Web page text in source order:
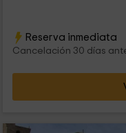
Reserva inmediata
Cancelación 30 días